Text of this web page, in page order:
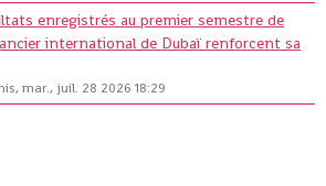
enregistrés au premier semestre de
international de Dubaï renforcent sa
mar., juil. 28 2026 18:29